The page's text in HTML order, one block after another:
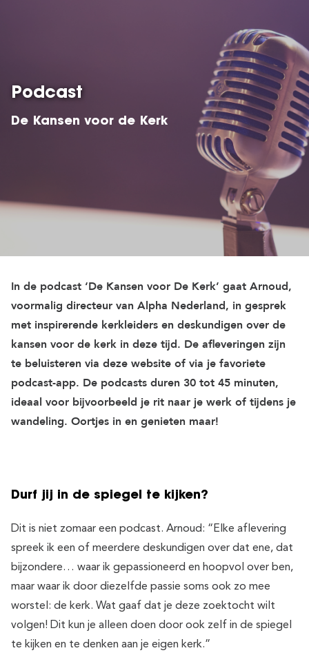
Podcast
De Kansen voor de Kerk
In de podcast ‘De Kansen voor De Kerk’ gaat Arnoud,
voormalig directeur van Alpha Nederland, in gesprek
met inspirerende kerkleiders en deskundigen over de
kansen voor de kerk in deze tijd. De afleveringen zijn
te beluisteren via deze website of via je favoriete
podcast-app. De podcasts duren 30 tot 45 minuten,
ideaal voor bijvoorbeeld je rit naar je werk of tijdens je
wandeling. Oortjes in en genieten maar!
Durf jij in de spiegel te kijken?
Dit is niet zomaar een podcast. Arnoud: “Elke aflevering
spreek ik een of meerdere deskundigen over dat ene, dat
bijzondere… waar ik gepassioneerd en hoopvol over ben,
maar waar ik door diezelfde passie soms ook zo mee
worstel: de kerk. Wat gaaf dat je deze zoektocht wilt
volgen! Dit kun je alleen doen door ook zelf in de spiegel
te kijken en te denken aan je eigen kerk.”